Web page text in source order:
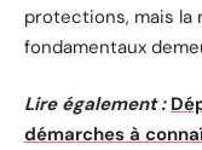
protections, mais la
fondamentaux
Lire également :
démarches à